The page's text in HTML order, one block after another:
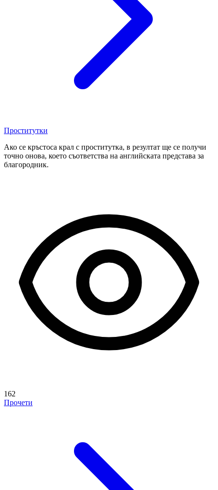
Проститутки
Ако се кръстоса крал с проститутка, в резултат ще се получи
точно онова, което съответства на английската представа за
благородник.
162
Прочети